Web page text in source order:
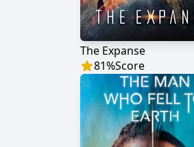
The Expanse
81%Score